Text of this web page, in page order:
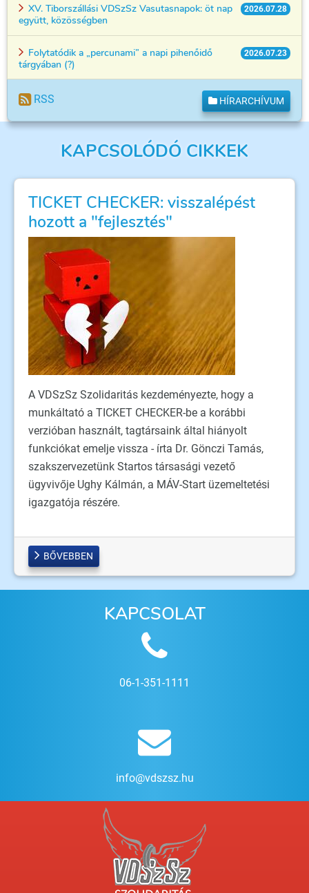
2026.07.28
XV. Tiborszállási VDSzSz Vasutasnapok: öt nap
együtt, közösségben
2026.07.23
Folytatódik a „percunami” a napi pihenőidő
tárgyában (?)
RSS HÍRARCHÍVUM
KAPCSOLÓDÓ CIKKEK
TICKET CHECKER: visszalépést
hozott a "fejlesztés"
A VDSzSz Szolidaritás kezdeményezte, hogy a
munkáltató a TICKET CHECKER-be a korábbi
verzióban használt, tagtársaink által hiányolt
funkciókat emelje vissza - írta Dr. Gönczi Tamás,
szakszervezetünk Startos társasági vezető
ügyvivője Ughy Kálmán, a MÁV-Start üzemeltetési
igazgatója részére.
BŐVEBBEN
KAPCSOLAT
06-1-351-1111
info@vdszsz.hu